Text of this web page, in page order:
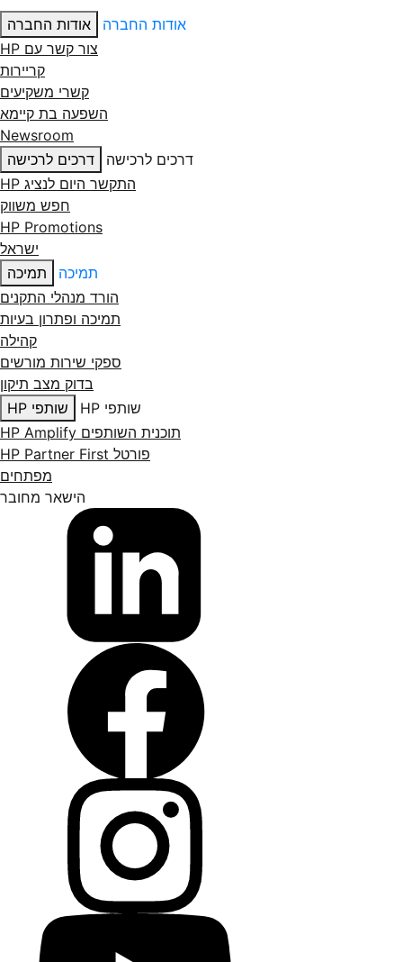
אודות החברה
אודות החברה
צור קשר עם ‏HP
קריירות
קשרי משקיעים
השפעה בת קיימא
Newsroom
דרכים לרכישה
דרכים לרכישה
התקשר היום לנציג HP
חפש משווק
HP Promotions
ישראל
תמיכה
תמיכה
הורד מנהלי התקנים
תמיכה ופתרון בעיות
קהילה
ספקי שירות מורשים
בדוק מצב תיקון
שותפי HP
שותפי HP
תוכנית השותפים HP Amplify
פורטל HP Partner First
מפתחים
הישאר מחובר